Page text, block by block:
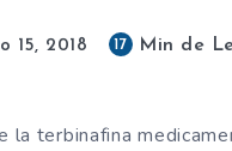
15, 2018 17 Min de
la terbinafina